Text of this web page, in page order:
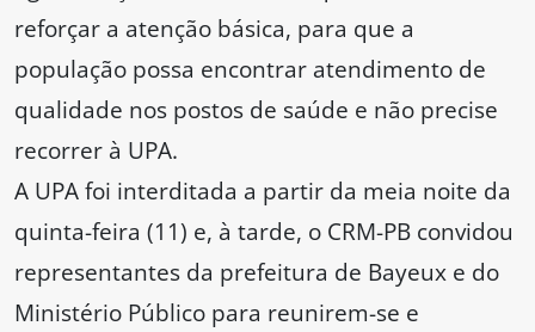
reforçar a atenção básica, para que a
população possa encontrar atendimento de
qualidade nos postos de saúde e não precise
recorrer à UPA.
A UPA foi interditada a partir da meia noite da
quinta-feira (11) e, à tarde, o CRM-PB convidou
representantes da prefeitura de Bayeux e do
Ministério Público para reunirem-se e